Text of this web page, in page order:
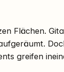
Flächen.
greifen